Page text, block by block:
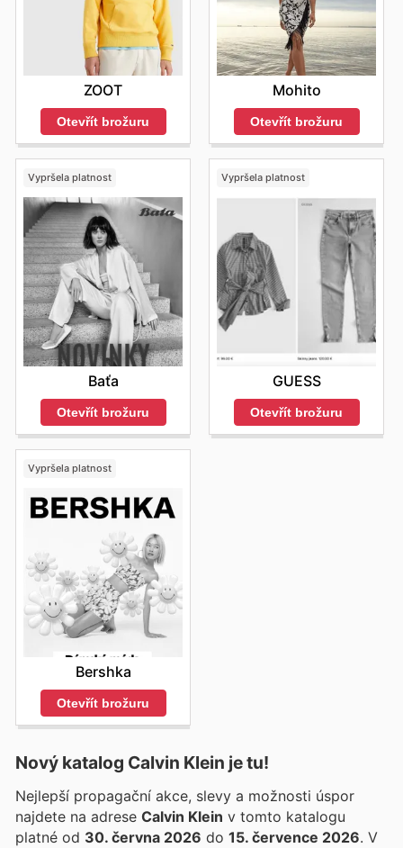
ZOOT
Otevřít brožuru
Mohito
Otevřít brožuru
Vypršela platnost
Baťa
Otevřít brožuru
Vypršela platnost
GUESS
Otevřít brožuru
Vypršela platnost
Bershka
Otevřít brožuru
Nový katalog Calvin Klein je tu!
Nejlepší propagační akce, slevy a možnosti úspor
najdete na adrese Calvin Klein v tomto katalogu
platné od 30. června 2026 do 15. července 2026. V